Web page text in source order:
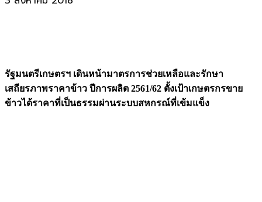
รัฐมนตรีเกษตรฯ เดินหน้ามาตรการช่วยเหลือและรักษา
เสถียรภาพราคาข้าว ปีการผลิต 2561/62 ตั้งเป้าเกษตรกรขาย
ข้าวได้ราคาที่เป็นธรรมผ่านระบบสหกรณ์ที่เข้มแข็ง